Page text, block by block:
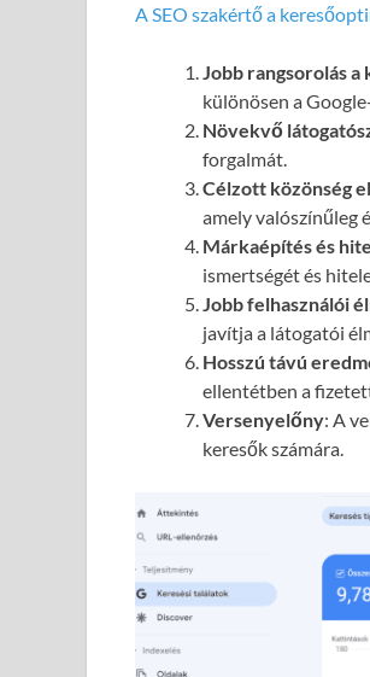
A SEO szakértő a
Jobb rangsorolás
különösen a
Növekvő
forgalmát.
Célzott közönség
amely valószínűleg
Márkaépítés és
ismertségét és
Jobb felhasználói
javítja a látogatói
Hosszú távú
ellentétben a
Versenyelőny: A
keresők számára.